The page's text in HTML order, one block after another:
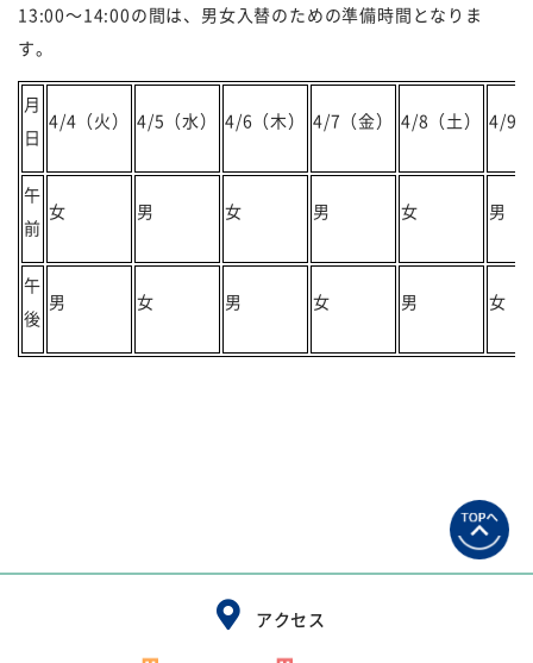
13:00～14:00の間は、男女入替のための準備時間となりま
す。
月
日
4/4（火） 4/5（水） 4/6（木） 4/7（金） 4/8（土） 4/9
午
前
女 男 女 男 女 男
午
後
男 女 男 女 男 女
アクセス